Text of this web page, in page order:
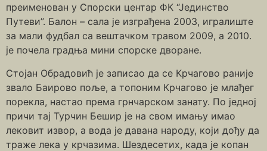
преименован у Спорски центар ФК “Јединство
Путеви”. Балон – сала је изграђена 2003, игралиште
за мали фудбал са вештачком травом 2009, а 2010.
је почела градња мини спорске дворане.
Стојан Обрадовић је записао да се Крчагово раније
звало Баирово поље, а топоним Крчагово је млађег
порекла, настао према грнчарском занату. По једној
причи тај Турчин Бешир је на свом имању имао
лековит извор, а вода је давана народу, који дођу да
траже лека у крчазима. Шездесетих, када је копан